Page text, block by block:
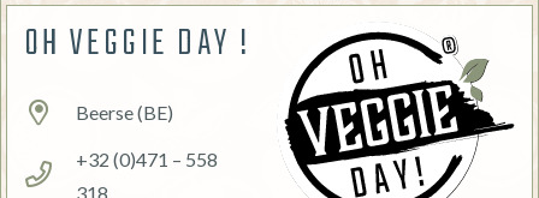
OH VEGGIE DAY !
Beerse (BE)
+32 (0)471 – 558
318